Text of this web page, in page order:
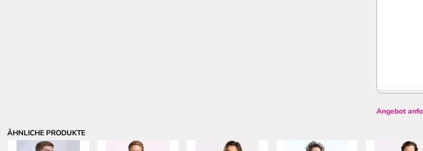
Angebot
ÄHNLICHE PRODUKTE